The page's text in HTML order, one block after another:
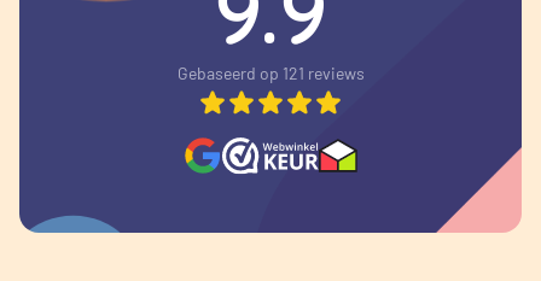
Gebaseerd op 121 reviews